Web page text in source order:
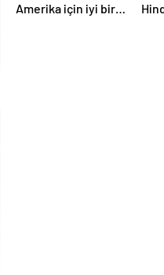
Amerika için iyi bir